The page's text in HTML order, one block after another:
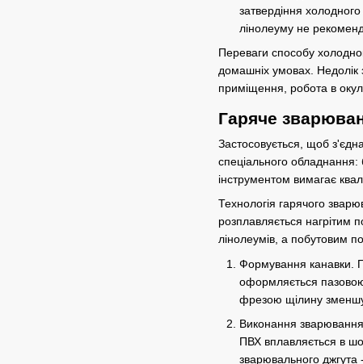
затвердіння
лінолеуму не
Переваги способу
домашніх умовах. Недолік
приміщення, робота в
Гаряче
Застосовується, щоб
спеціального
інструментом вимагає
Технологія гарячого
розплавляється нагрітим
лінолеумів, а побутовим
Формування канавки.
оформляється
фрезою щілину
Виконання
ПВХ вплавляється в
зварювального джгута